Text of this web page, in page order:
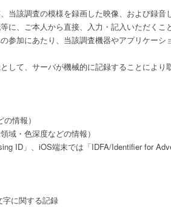
当該調査の模様を録画した映像、および録音
に、ご本人から直接、入力・記入いただくこ
参加にあたり、当該調査機器やアプリケーシ
て、サーバが機械的に記録することにより
情報）
域・色深度などの情報）
ID」、iOS端末では「IDFA/Identifier for
字に関する記録